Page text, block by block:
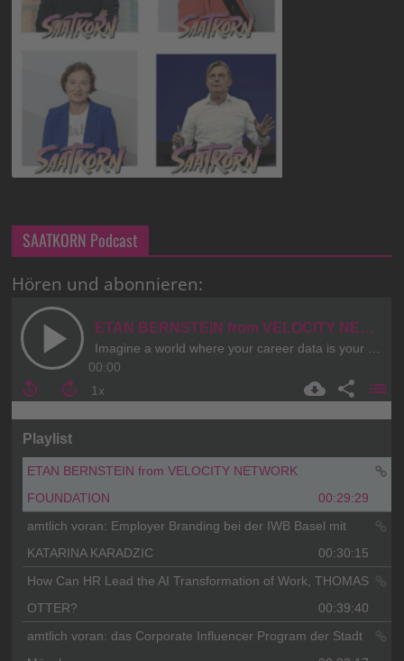
SAATKORN Podcast
Hören und abonnieren: